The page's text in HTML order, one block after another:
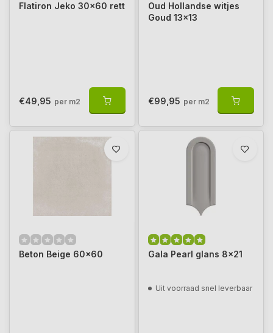
Flatiron Jeko 30x60 rett
€49,95 per m2
Oud Hollandse witjes
Goud 13x13
€99,95 per m2
Beton Beige 60x60 Gala Pearl glans 8x21
Uit voorraad snel leverbaar